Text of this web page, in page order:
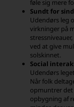
føle sig mere
Sundt for
Udendørs leg
virkninger på
ved at give
solskinnet.
Social
Udendørs
Når folk
opmuntrer
opbygning af